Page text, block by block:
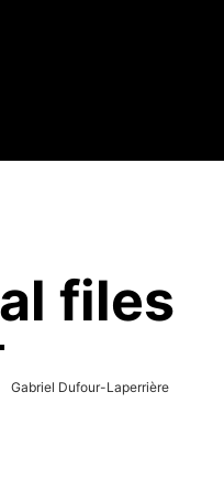
files
Gabriel Dufour-Laperrière